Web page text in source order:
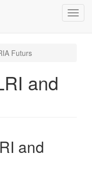
Futurs
and
and